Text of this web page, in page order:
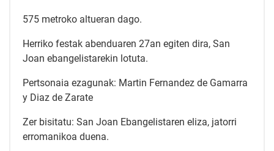
575 metroko altueran dago.
Herriko festak abenduaren 27an egiten dira, San
Joan ebangelistarekin lotuta.
Pertsonaia ezagunak: Martin Fernandez de Gamarra
y Diaz de Zarate
Zer bisitatu: San Joan Ebangelistaren eliza, jatorri
erromanikoa duena.